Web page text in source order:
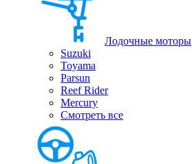
Лодочные моторы
Suzuki
Toyama
Parsun
Reef Rider
Mercury
Смотреть все